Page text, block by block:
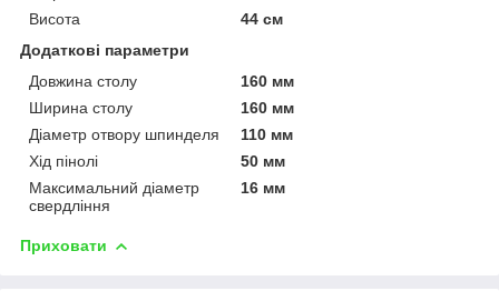
Висота
44 см
Додаткові параметри
Довжина столу
160 мм
Ширина столу
160 мм
Діаметр отвору шпинделя
110 мм
Хід пінолі
50 мм
Максимальний діаметр
свердління
16 мм
Приховати